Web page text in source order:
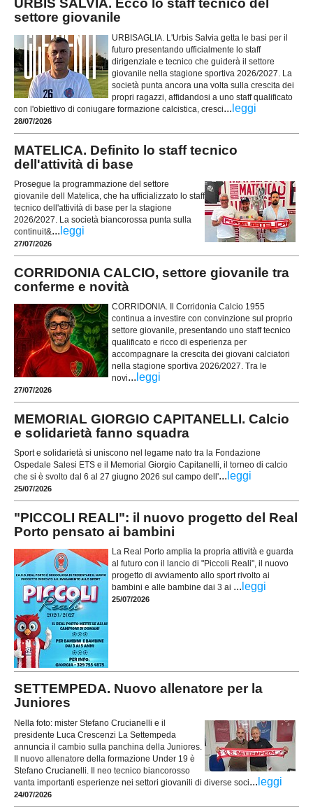
URBIS SALVIA. Ecco lo staff tecnico del
settore giovanile
URBISAGLIA. L'Urbis Salvia getta le basi per il
futuro presentando ufficialmente lo staff
dirigenziale e tecnico che guiderà il settore
giovanile nella stagione sportiva 2026/2027. La
società punta ancora una volta sulla crescita dei
propri ragazzi, affidandosi a uno staff qualificato
con l'obiettivo di coniugare formazione calcistica, cresci... leggi
28/07/2026
MATELICA. Definito lo staff tecnico
dell'attività di base
Prosegue la programmazione del settore
giovanile dell Matelica, che ha ufficializzato lo staff
tecnico dell'attività di base per la stagione
2026/2027. La società biancorossa punta sulla
continuit&... leggi
27/07/2026
CORRIDONIA CALCIO, settore giovanile tra
conferme e novità
CORRIDONIA. Il Corridonia Calcio 1955
continua a investire con convinzione sul proprio
settore giovanile, presentando uno staff tecnico
qualificato e ricco di esperienza per
accompagnare la crescita dei giovani calciatori
nella stagione sportiva 2026/2027. Tra le
novi... leggi
27/07/2026
MEMORIAL GIORGIO CAPITANELLI. Calcio
e solidarietà fanno squadra
Sport e solidarietà si uniscono nel legame nato tra la Fondazione
Ospedale Salesi ETS e il Memorial Giorgio Capitanelli, il torneo di calcio
che si è svolto dal 6 al 27 giugno 2026 sul campo dell'... leggi
25/07/2026
"PICCOLI REALI": il nuovo progetto del Real
Porto pensato ai bambini
La Real Porto amplia la propria attività e guarda
al futuro con il lancio di "Piccoli Reali", il nuovo
progetto di avviamento allo sport rivolto ai
bambini e alle bambine dai 3 ai ... leggi
25/07/2026
SETTEMPEDA. Nuovo allenatore per la
Juniores
Nella foto: mister Stefano Crucianelli e il
presidente Luca Crescenzi La Settempeda
annuncia il cambio sulla panchina della Juniores.
Il nuovo allenatore della formazione Under 19 è
Stefano Crucianelli. Il neo tecnico biancorosso
vanta importanti esperienze nei settori giovanili di diverse soci... leggi
24/07/2026